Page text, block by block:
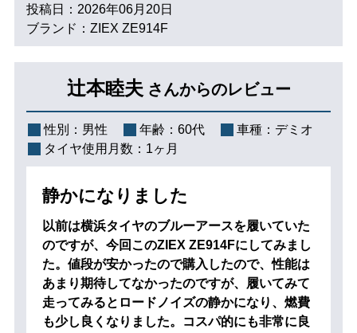
投稿日：2026年06月20日
ブランド：ZIEX ZE914F
辻本睦夫 さんからのレビュー
性別： 男性 年齢： 60代 車種： デミオ
タイヤ使用月数： 1ヶ月
静かになりました
以前は横浜タイヤのブルーアースを履いていた
のですが、今回このZIEX ZE914Fにしてみまし
た。値段が安かったので購入したので、性能は
あまり期待してなかったのですが、履いてみて
走ってみるとロードノイズの静かになり、燃費
も少し良くなりました。コスパ的にも非常に良